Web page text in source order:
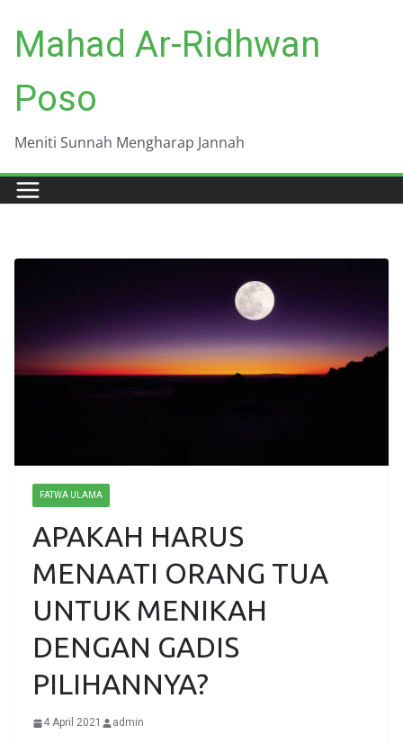
content
Mahad Ar-Ridhwan
Poso
Meniti Sunnah Mengharap Jannah
FATWA ULAMA
APAKAH HARUS
MENAATI ORANG TUA
UNTUK MENIKAH
DENGAN GADIS
PILIHANNYA?
4 April 2021 admin